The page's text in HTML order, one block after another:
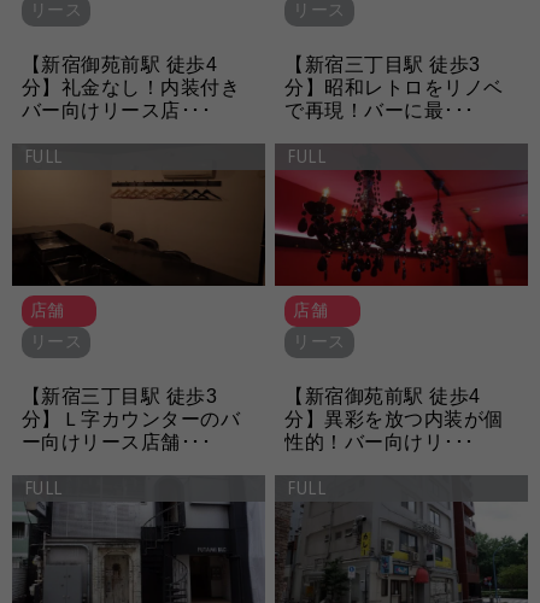
リース
【新宿御苑前駅 徒歩4
分】礼金なし！内装付き
バー向けリース店･･･
リース
【新宿三丁目駅 徒歩3
分】昭和レトロをリノベ
で再現！バーに最･･･
FULL
店舗
リース
【新宿三丁目駅 徒歩3
分】Ｌ字カウンターのバ
ー向けリース店舗･･･
FULL
店舗
リース
【新宿御苑前駅 徒歩4
分】異彩を放つ内装が個
性的！バー向けリ･･･
FULL FULL